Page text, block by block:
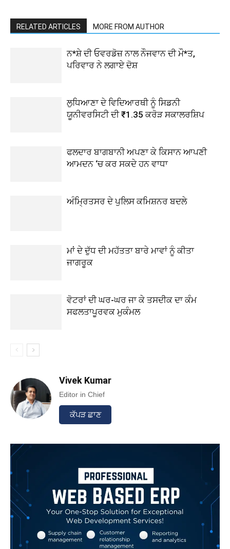
RELATED ARTICLES MORE FROM AUTHOR
ਨ*ਸ਼ੇ ਦੀ ਓਵਰਡੋਜ਼ ਨਾਲ ਨੌਜਵਾਨ ਦੀ ਮੌ*ਤ,
ਪਰਿਵਾਰ ਨੇ ਲਗਾਏ ਦੋਸ਼
ਲੁਧਿਆਣਾ ਦੇ ਵਿਦਿਆਰਥੀ ਨੂੰ ਸਿਡਨੀ
ਯੂਨੀਵਰਸਿਟੀ ਦੀ ₹1.35 ਕਰੋੜ ਸਕਾਲਰਸ਼ਿਪ
ਫਲਦਾਰ ਬਾਗਬਾਨੀ ਅਪਣਾ ਕੇ ਕਿਸਾਨ ਆਪਣੀ
ਆਮਦਨ ‘ਚ ਕਰ ਸਕਦੇ ਹਨ ਵਾਧਾ
ਅੰਮ੍ਰਿਤਸਰ ਦੇ ਪੁਲਿਸ ਕਮਿਸ਼ਨਰ ਬਦਲੇ
ਮਾਂ ਦੇ ਦੁੱਧ ਦੀ ਮਹੱਤਤਾ ਬਾਰੇ ਮਾਵਾਂ ਨੂੰ ਕੀਤਾ
ਜਾਗਰੂਕ
ਵੋਟਰਾਂ ਦੀ ਘਰ-ਘਰ ਜਾ ਕੇ ਤਸਦੀਕ ਦਾ ਕੰਮ
ਸਫਲਤਾਪੂਰਵਕ ਮੁਕੰਮਲ
Vivek Kumar
Editor in Chief
ਕੱਪੜ ਛਾਣ